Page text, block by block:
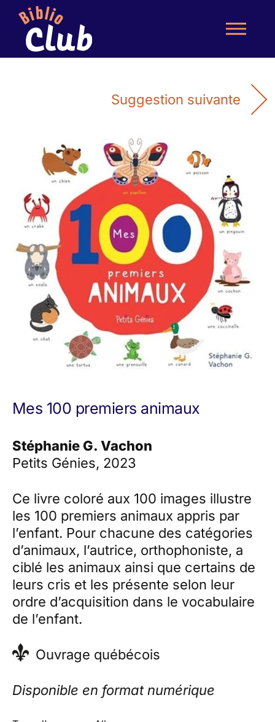
Mes 100 premiers animaux
Stéphanie G. Vachon
Petits Génies, 2023
Ce livre coloré aux 100 images illustre
les 100 premiers animaux appris par
l’enfant. Pour chacune des catégories
d’animaux, l’autrice, orthophoniste, a
ciblé les animaux ainsi que certains de
leurs cris et les présente selon leur
ordre d’acquisition dans le vocabulaire
de l’enfant.
Ouvrage québécois
Disponible en format numérique
Suggestion suivante